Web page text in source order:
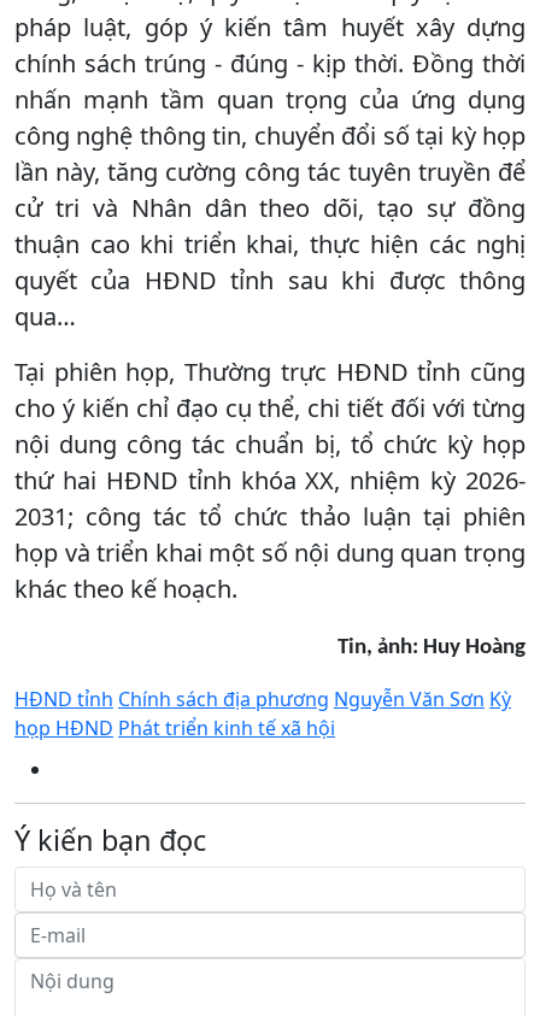
pháp luật, góp ý kiến tâm huyết xây dựng
chính sách trúng - đúng - kịp thời. Đồng thời
nhấn mạnh tầm quan trọng của ứng dụng
công nghệ thông tin, chuyển đổi số tại kỳ họp
lần này, tăng cường công tác tuyên truyền để
cử tri và Nhân dân theo dõi, tạo sự đồng
thuận cao khi triển khai, thực hiện các nghị
quyết của HĐND tỉnh sau khi được thông
qua…
Tại phiên họp, Thường trực HĐND tỉnh cũng
cho ý kiến chỉ đạo cụ thể, chi tiết đối với từng
nội dung công tác chuẩn bị, tổ chức kỳ họp
thứ hai HĐND tỉnh khóa XX, nhiệm kỳ 2026-
2031; công tác tổ chức thảo luận tại phiên
họp và triển khai một số nội dung quan trọng
khác theo kế hoạch.
Tin, ảnh: Huy Hoàng
HĐND tỉnh Chính sách địa phương Nguyễn Văn Sơn Kỳ
họp HĐND Phát triển kinh tế xã hội
Ý kiến bạn đọc